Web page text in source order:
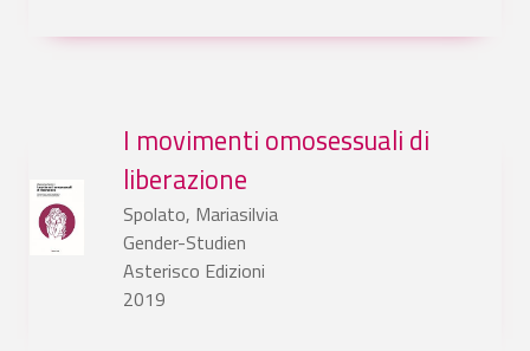
I movimenti omosessuali di
liberazione
Spolato, Mariasilvia
Gender-Studien
Asterisco Edizioni
2019